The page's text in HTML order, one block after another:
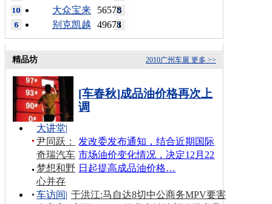
56578
大众宝来
49678
别克凯越
更多 >>
2010广州车展
精品坊
[车春秋]成品油价格再次上
调
发改委发布通知，结合近期国际
市场油价变化情况，决定12月22
日起提高成品油价格…
大讲堂|
尹同跃：
奇瑞汽车
梦想和野
心并存
车访间| 于洪江:马自达8切中公商务MPV要害